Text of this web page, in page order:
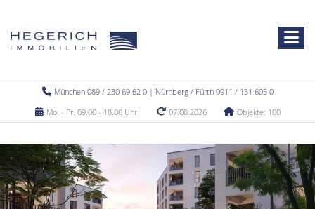
München 089 / 230 69 62 0 | Nürnberg / Fürth 0911 / 131 605 0
Mo. - Fr. 09.00 - 18.00 Uhr
07.08.2026 Objekte: 100